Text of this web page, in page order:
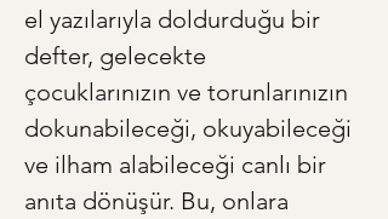
el yazılarıyla doldurduğu bir
defter, gelecekte
çocuklarınızın ve torunlarınızın
dokunabileceği, okuyabileceği
ve ilham alabileceği canlı bir
anıta dönüşür. Bu, onlara